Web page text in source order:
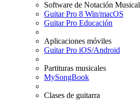
Software de Notación Musical
Guitar Pro 8 Win/macOS
Guitar Pro Educación
Aplicaciones móviles
Guitar Pro iOS/Android
Partituras musicales
MySongBook
Clases de guitarra